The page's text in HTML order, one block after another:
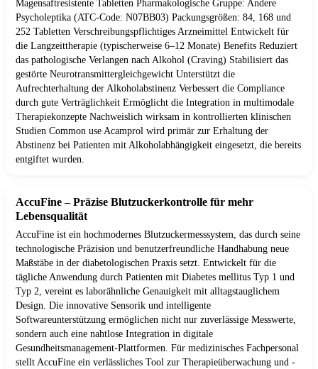
Magensaftresistente Tabletten Pharmakologische Gruppe: Andere
Psycholeptika (ATC-Code: N07BB03) Packungsgrößen: 84, 168 und
252 Tabletten Verschreibungspflichtiges Arzneimittel Entwickelt für
die Langzeittherapie (typischerweise 6–12 Monate) Benefits Reduziert
das pathologische Verlangen nach Alkohol (Craving) Stabilisiert das
gestörte Neurotransmittergleichgewicht Unterstützt die
Aufrechterhaltung der Alkoholabstinenz Verbessert die Compliance
durch gute Verträglichkeit Ermöglicht die Integration in multimodale
Therapiekonzepte Nachweislich wirksam in kontrollierten klinischen
Studien Common use Acamprol wird primär zur Erhaltung der
Abstinenz bei Patienten mit Alkoholabhängigkeit eingesetzt, die bereits
entgiftet wurden.
AccuFine – Präzise Blutzuckerkontrolle für mehr
Lebensqualität
AccuFine ist ein hochmodernes Blutzuckermesssystem, das durch seine
technologische Präzision und benutzerfreundliche Handhabung neue
Maßstäbe in der diabetologischen Praxis setzt. Entwickelt für die
tägliche Anwendung durch Patienten mit Diabetes mellitus Typ 1 und
Typ 2, vereint es laborähnliche Genauigkeit mit alltagstauglichem
Design. Die innovative Sensorik und intelligente
Softwareunterstützung ermöglichen nicht nur zuverlässige Messwerte,
sondern auch eine nahtlose Integration in digitale
Gesundheitsmanagement-Plattformen. Für medizinisches Fachpersonal
stellt AccuFine ein verlässliches Tool zur Therapieüberwachung und -